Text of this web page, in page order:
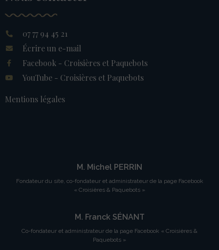
07 77 94 45 21
Écrire un e-mail
Facebook - Croisières et Paquebots
YouTube - Croisières et Paquebots
Mentions légales
M. Michel PERRIN
Fondateur du site, co-fondateur et administrateur de la page Facebook
« Croisières & Paquebots »
M. Franck SÉNANT
Co-fondateur et administrateur de la page Facebook « Croisières &
Paquebots »